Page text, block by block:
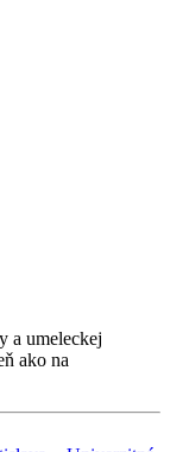
a umeleckej
ako na